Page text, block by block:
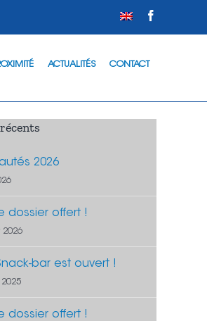
ACTUALITÉS CONTACT
2026
dossier offert !
bar est ouvert !
dossier offert !